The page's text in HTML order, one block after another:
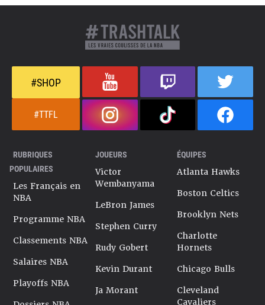
#SHOP
#TTFL
RUBRIQUES
POPULAIRES
Les Français en
NBA
Programme NBA
Classements NBA
Salaires NBA
Playoffs NBA
JOUEURS
Victor
Wembanyama
LeBron James
Stephen Curry
Rudy Gobert
Kevin Durant
Ja Morant
ÉQUIPES
Atlanta Hawks
Boston Celtics
Brooklyn Nets
Charlotte
Hornets
Chicago Bulls
Cleveland
Cavaliers